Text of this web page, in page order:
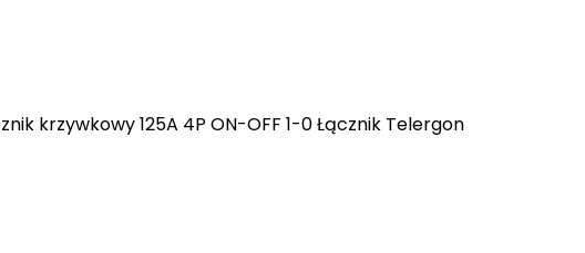
krzywkowy 125A 4P ON-OFF 1-0 Łącznik Telergon